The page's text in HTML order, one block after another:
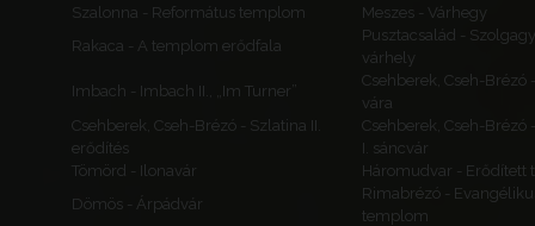
Szalonna - Református templom
Meszes - Várhegy
Rakaca - A templom erődfala
Pusztacsalád -
várhely
Imbach - Imbach II., „Im Turner”
Csehberek, Cseh-Brézó
vára
Csehberek, Cseh-Brézó - Szlatina II.
erődítés
Csehberek, Cseh-Brézó
I. sáncvár
Tömörd - Ilonavár
Háromudvar - Erődített
Dömös - Árpádvár
Rimabrézó -
templom